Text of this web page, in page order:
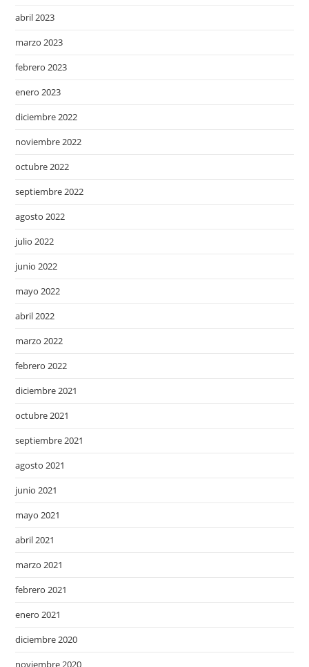
abril 2023
marzo 2023
febrero 2023
enero 2023
diciembre 2022
noviembre 2022
octubre 2022
septiembre 2022
agosto 2022
julio 2022
junio 2022
mayo 2022
abril 2022
marzo 2022
febrero 2022
diciembre 2021
octubre 2021
septiembre 2021
agosto 2021
junio 2021
mayo 2021
abril 2021
marzo 2021
febrero 2021
enero 2021
diciembre 2020
noviembre 2020